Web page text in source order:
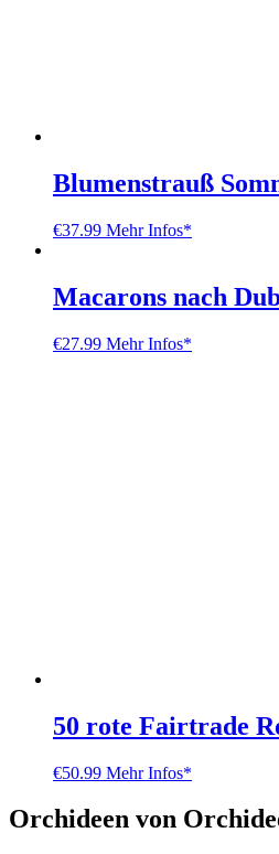
Blumenstrauß
€37.99 Mehr Infos*
Macarons nach
€27.99 Mehr Infos*
50 rote Fairtrade
€50.99 Mehr Infos*
Orchideen von